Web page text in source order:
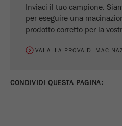
Inviaci il tuo campione.
per eseguire una
prodotto corretto per la
VAI ALLA PROVA DI
CONDIVIDI QUESTA PAGINA: